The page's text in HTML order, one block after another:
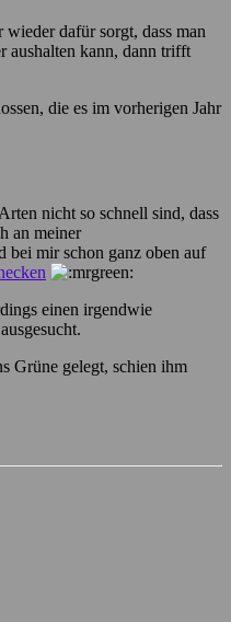
wieder dafür sorgt, dass man
aushalten kann, dann trifft
die es im vorherigen Jahr
nicht so schnell sind, dass
an meiner
bei mir schon ganz oben auf
einen irgendwie
Grüne gelegt, schien ihm